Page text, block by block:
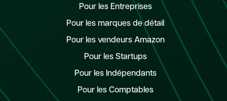
Pour les Entreprises
Pour les marques de détail
Pour les vendeurs Amazon
Pour les Startups
Pour les Indépendants
Pour les Comptables